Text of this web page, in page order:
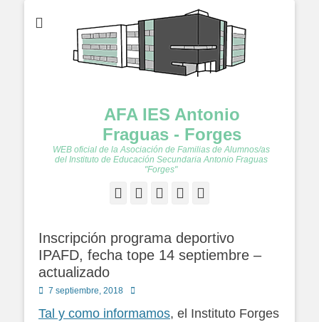
AFA IES Antonio
Fraguas - Forges
WEB oficial de la Asociación de Familias de Alumnos/as
del Instituto de Educación Secundaria Antonio Fraguas
"Forges"
Facebook
Twitter
Feed YouTube
Inscripción programa deportivo
IPAFD, fecha tope 14 septiembre –
actualizado
Publicado
7 septiembre, 2018 Autor
Tal y como informamos, el Instituto Forges